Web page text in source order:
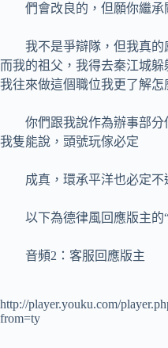
們會改良的，但願你繼承
我不是爭辯隊，但我真的
而我的祖父，我得去秦江城
我往來做這個職位我更了解怎
你們跟我說作為辦事部分
我隻能說，頭號玩傢必定
成真，環承平洋也必定不
以下為德律風回應版主的“
音頻2：客服回應版主
http://player.youku.com/
from=ty